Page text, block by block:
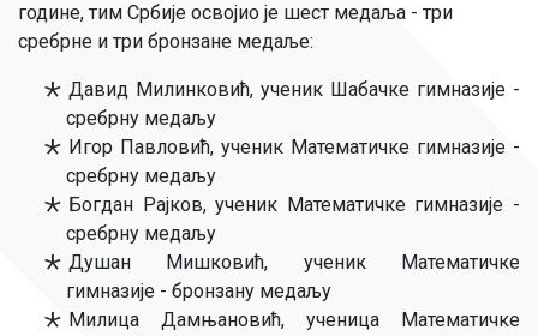
године, тим Србије освојио је шест медаља - три
сребрне и три бронзане медаље:
Давид Милинковић, ученик Шабачке гимназије -
сребрну медаљу
Игор Павловић, ученик Математичке гимназије -
сребрну медаљу
Богдан Рајков, ученик Математичке гимназије -
сребрну медаљу
Душан Мишковић, ученик Математичке
гимназије - бронзану медаљу
Милица Дамњановић, ученица Математичке